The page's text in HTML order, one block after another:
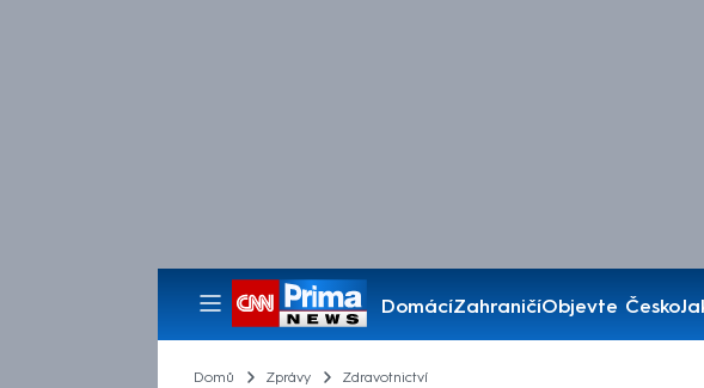
DomácíZahraničíObjevte Česko
Pořady
Domů Zprávy Zdravotnictví